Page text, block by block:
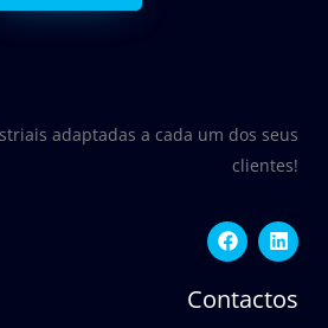
adaptadas a cada um dos seus
clientes!
F
a
c
e
b
L
i
n
k
e
Contactos